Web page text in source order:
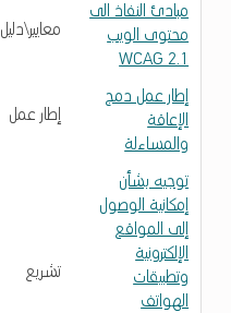
مبادئ النفاذ الى
محتوى الويب
WCAG 2.1
معايير\دليل
إطار عمل دمج
الإعاقة
والمساءلة
إطار عمل
توجيه بشأن
إمكانية الوصول
إلى المواقع
الإلكترونية
وتطبيقات
الهواتف
تشريع